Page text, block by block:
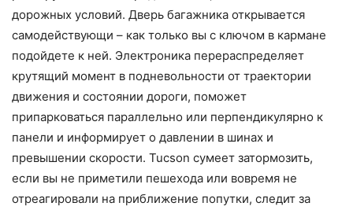
дорожных условий. Дверь багажника открывается
самодействующи – как только вы с ключом в кармане
подойдете к ней. Электроника перераспределяет
крутящий момент в подневольности от траектории
движения и состоянии дороги, поможет
припарковаться параллельно или перпендикулярно к
панели и информирует о давлении в шинах и
превышении скорости. Tucson сумеет затормозить,
если вы не приметили пешехода или вовремя не
отреагировали на приближение попутки, следит за